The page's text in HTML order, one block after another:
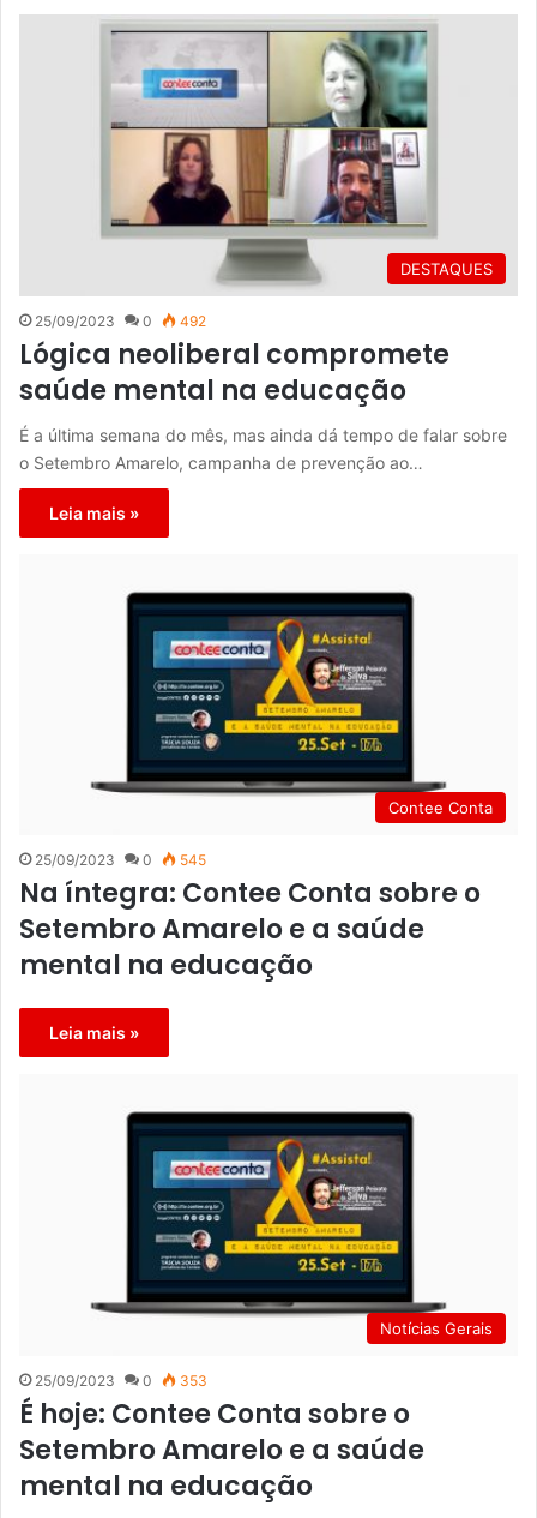
DESTAQUES
25/09/2023 0 492
Lógica neoliberal compromete
saúde mental na educação
É a última semana do mês, mas ainda dá tempo de falar sobre
o Setembro Amarelo, campanha de prevenção ao…
Leia mais »
Contee Conta
25/09/2023 0 545
Na íntegra: Contee Conta sobre o
Setembro Amarelo e a saúde
mental na educação
Leia mais »
Notícias Gerais
25/09/2023 0 353
É hoje: Contee Conta sobre o
Setembro Amarelo e a saúde
mental na educação